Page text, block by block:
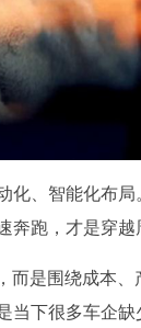
化、智能化布
跑，才是穿越
而是围绕成本
下很多车企缺